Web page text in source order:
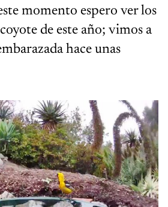
momento espero ver los
de este año; vimos a
hace unas